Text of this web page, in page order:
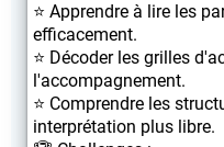
⭐️ Apprendre à lire les
efficacement.
⭐️ Décoder les grilles
l'accompagnement.
⭐️ Comprendre les
interprétation plus libre.